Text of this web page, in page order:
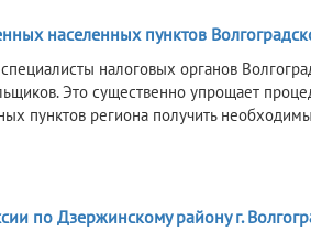
населенных пунктов
налоговых органов
Это существенно упрощает
пунктов региона получить
по Дзержинскому району г.